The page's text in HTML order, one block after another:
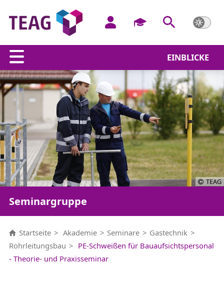
EINBLICKE
TEAG
Seminargruppe
Startseite Akademie Seminare
Gastechnik
Rohrleitungsbau
PE-Schweißen für Bauaufsichtspersonal
- Theorie- und Praxisseminar